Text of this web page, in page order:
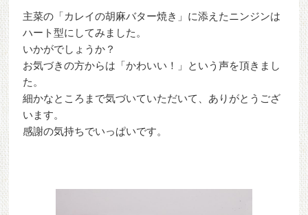
主菜の「カレイの胡麻バター焼き」に添えたニンジンは
ハート型にしてみました。
いかがでしょうか？
お気づきの方からは「かわいい！」という声を頂きまし
た。
細かなところまで気づいていただいて、ありがとうござ
います。
感謝の気持ちでいっぱいです。